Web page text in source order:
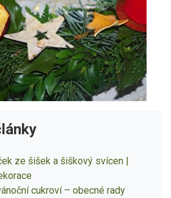
ze šišek a šiškový svícen |
cukroví – obecné rady